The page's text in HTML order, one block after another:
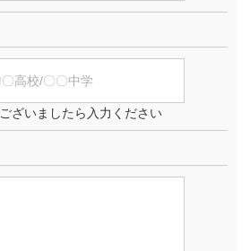
ざいましたら入力ください